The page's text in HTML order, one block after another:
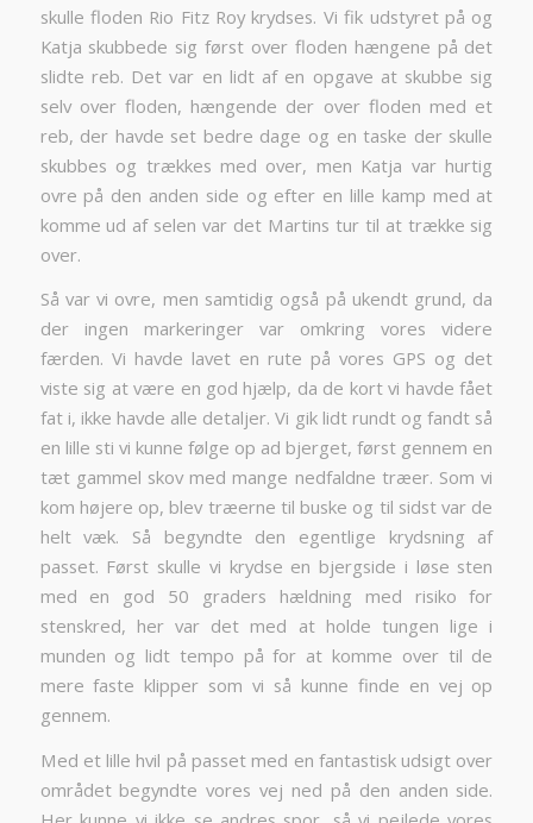
skulle floden Rio Fitz Roy krydses. Vi fik udstyret på og
Katja skubbede sig først over floden hængene på det
slidte reb. Det var en lidt af en opgave at skubbe sig
selv over floden, hængende der over floden med et
reb, der havde set bedre dage og en taske der skulle
skubbes og trækkes med over, men Katja var hurtig
ovre på den anden side og efter en lille kamp med at
komme ud af selen var det Martins tur til at trække sig
over.
Så var vi ovre, men samtidig også på ukendt grund, da
der ingen markeringer var omkring vores videre
færden. Vi havde lavet en rute på vores GPS og det
viste sig at være en god hjælp, da de kort vi havde fået
fat i, ikke havde alle detaljer. Vi gik lidt rundt og fandt så
en lille sti vi kunne følge op ad bjerget, først gennem en
tæt gammel skov med mange nedfaldne træer. Som vi
kom højere op, blev træerne til buske og til sidst var de
helt væk. Så begyndte den egentlige krydsning af
passet. Først skulle vi krydse en bjergside i løse sten
med en god 50 graders hældning med risiko for
stenskred, her var det med at holde tungen lige i
munden og lidt tempo på for at komme over til de
mere faste klipper som vi så kunne finde en vej op
gennem.
Med et lille hvil på passet med en fantastisk udsigt over
området begyndte vores vej ned på den anden side.